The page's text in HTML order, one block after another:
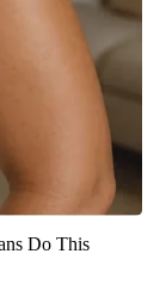
Do This